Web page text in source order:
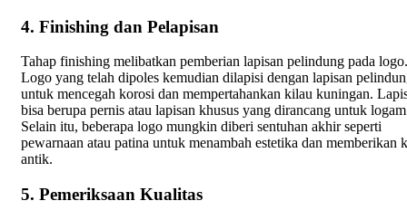
4. Finishing dan Pelapisan
Tahap finishing melibatkan pemberian lapisan pelindung pada logo.
Logo yang telah dipoles kemudian dilapisi dengan lapisan
untuk mencegah korosi dan mempertahankan kilau kuningan.
bisa berupa pernis atau lapisan khusus yang dirancang untuk
Selain itu, beberapa logo mungkin diberi sentuhan akhir seperti
pewarnaan atau patina untuk menambah estetika dan memberikan
antik.
5. Pemeriksaan Kualitas